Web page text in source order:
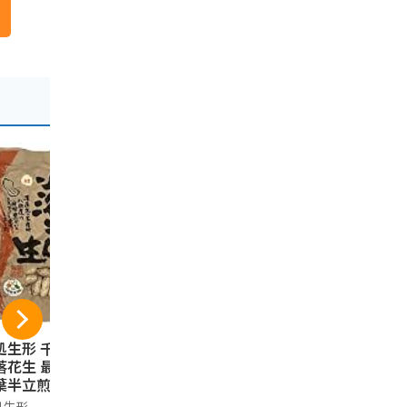
生形 千葉県八街
花生 最高級品種
半立煎りざや落